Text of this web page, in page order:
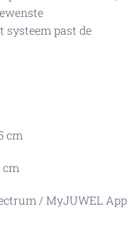
past de
cm
cm
/ MyJUWEL App